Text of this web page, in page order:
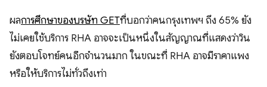
ผลการศึกษาของบริษัท GETที่บอกว่าคนกรุงเทพฯ ถึง 65% ยัง
ไม่เคยใช้บริการ RHA อาจจะเป็นหนึ่งในสัญญาณที่แสดงว่าวิน
ยังตอบโจทย์คนอีกจำนวนมาก ในขณะที่ RHA อาจมีราคาแพง
หรือให้บริการไม่ทั่วถึงเท่า